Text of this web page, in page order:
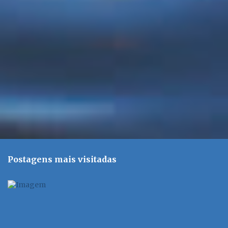
Postagens mais visitadas